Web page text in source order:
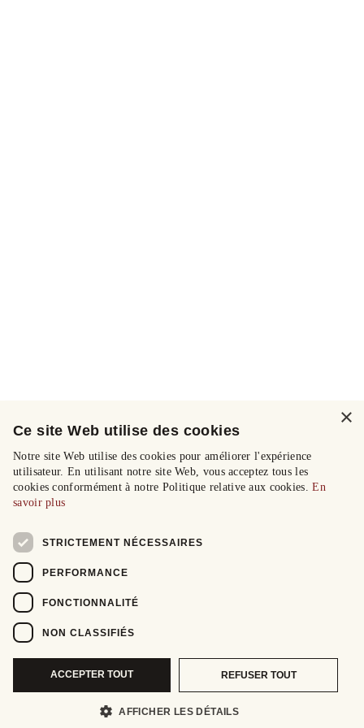
×
Ce site Web utilise des cookies
Notre site Web utilise des cookies pour améliorer l'expérience
utilisateur. En utilisant notre site Web, vous acceptez tous les
cookies conformément à notre Politique relative aux cookies.En
savoir plus
STRICTEMENT NÉCESSAIRES
PERFORMANCE
FONCTIONNALITÉ
NON CLASSIFIÉS
ACCEPTER TOUT REFUSER TOUT
AFFICHER LES DÉTAILS